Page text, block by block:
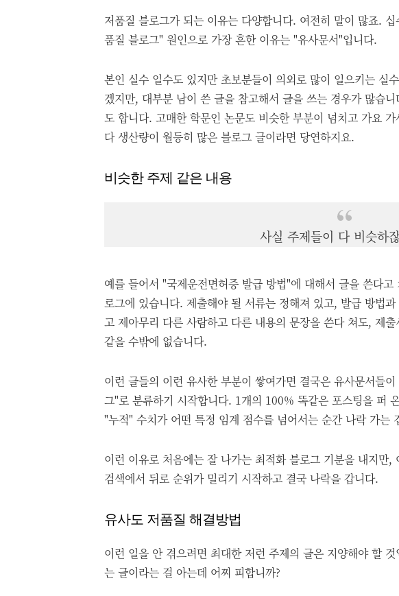
저품질 블로그가 되는 이유는 다양합니다. 여전히 말이 많죠.
품질 블로그" 원인으로 가장 흔한 이유는 "유사문서"입니다.
본인 실수 일수도 있지만 초보분들이 의외로 많이 일으키는 실
겠지만, 대부분 남이 쓴 글을 참고해서 글을 쓰는 경우가 많습
도 합니다. 고매한 학문인 논문도 비슷한 부분이 넘치고 가요
다 생산량이 월등히 많은 블로그 글이라면 당연하지요.
비슷한 주제 같은 내용
사실 주제들이 다 비슷하
예를 들어서 "국제운전면허증 발급 방법"에 대해서 글을 쓴다
로그에 있습니다. 제출해야 될 서류는 정해져 있고, 발급 방법
고 제아무리 다른 사람하고 다른 내용의 문장을 쓴다 쳐도, 제
같을 수밖에 없습니다.
이런 글들의 이런 유사한 부분이 쌓여가면 결국은 유사문서들
그"로 분류하기 시작합니다. 1개의 100% 똑같은 포스팅을 퍼
"누적" 수치가 어떤 특정 임계 점수를 넘어서는 순간 나락 가는
이런 이유로 처음에는 잘 나가는 최적화 블로그 기분을 내지만
검색에서 뒤로 순위가 밀리기 시작하고 결국 나락을 갑니다.
유사도 저품질 해결방법
이런 일을 안 겪으려면 최대한 저런 주제의 글은 지양해야 할
는 글이라는 걸 아는데 어찌 피합니까?